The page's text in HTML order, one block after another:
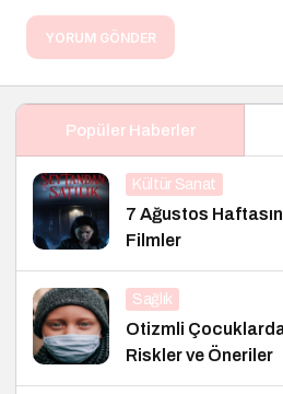
YORUM GÖNDER
Popüler Haberler
Kültür Sanat
7 Ağustos
Filmler
Sağlık
Otizmli
Riskler ve Öneriler